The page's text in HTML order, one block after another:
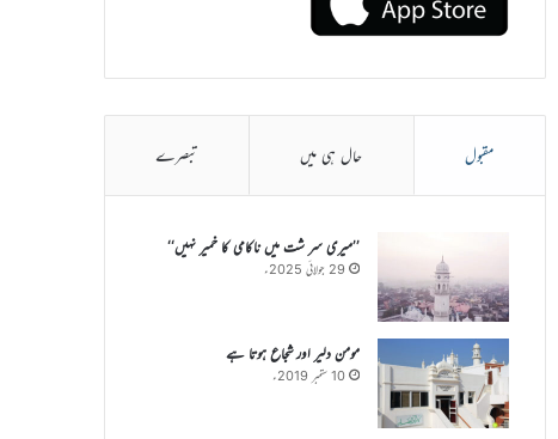
مقبول حال ہی میں تبصرے
’’میری سر شت میں ناکامی کا خمیر نہیں‘‘
29 جولائی 2025ء
مومن دلیر اور شجاع ہوتا ہے
10 ستمبر 2019ء